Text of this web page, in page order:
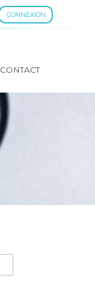
CONNEXION
CONTACT